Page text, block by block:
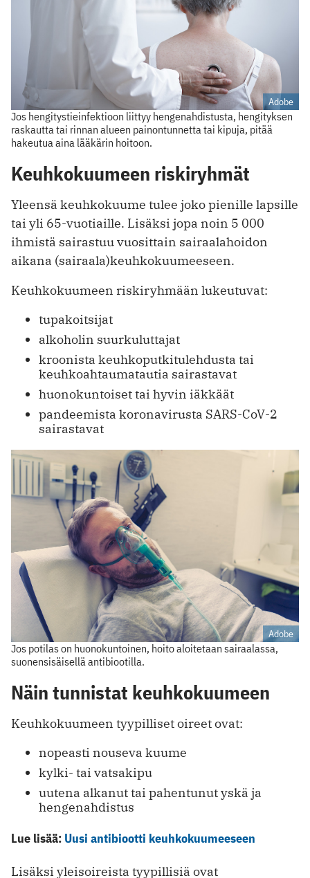
Adobe
Jos hengitystieinfektioon liittyy hengenahdistusta, hengityksen
raskautta tai rinnan alueen painontunnetta tai kipuja, pitää
hakeutua aina lääkärin hoitoon.
Keuhkokuumeen riskiryhmät
Yleensä keuhkokuume tulee joko pienille lapsille
tai yli 65-vuotiaille. Lisäksi jopa noin 5 000
ihmistä sairastuu vuosittain sairaalahoidon
aikana (sairaala)keuhkokuumeeseen.
Keuhkokuumeen riskiryhmään lukeutuvat:
tupakoitsijat
alkoholin suurkuluttajat
kroonista keuhkoputkitulehdusta tai
keuhkoahtaumatautia sairastavat
huonokuntoiset tai hyvin iäkkäät
pandeemista koronavirusta SARS-CoV-2
sairastavat
Adobe
Jos potilas on huonokuntoinen, hoito aloitetaan sairaalassa,
suonensisäisellä antibiootilla.
Näin tunnistat keuhkokuumeen
Keuhkokuumeen tyypilliset oireet ovat:
nopeasti nouseva kuume
kylki- tai vatsakipu
uutena alkanut tai pahentunut yskä ja
hengenahdistus
Lue lisää: Uusi antibiootti keuhkokuumeeseen
Lisäksi yleisoireista tyypillisiä ovat